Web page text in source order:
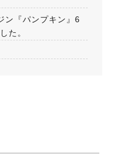
ン『パンプキン』6
た。